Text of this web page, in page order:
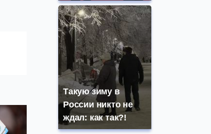
Такую зиму в
России никто не
ждал: как так?!